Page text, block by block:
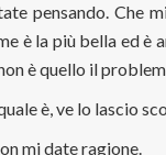
pensando. Che
è la più bella ed è
è quello il
è, ve lo lascio
mi date ragione.